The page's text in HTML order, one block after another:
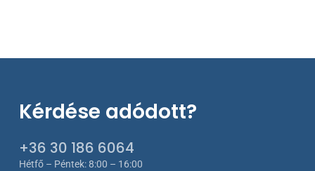
Kérdése adódott?
+36 30 186 6064
Hétfő – Péntek: 8:00 – 16:00